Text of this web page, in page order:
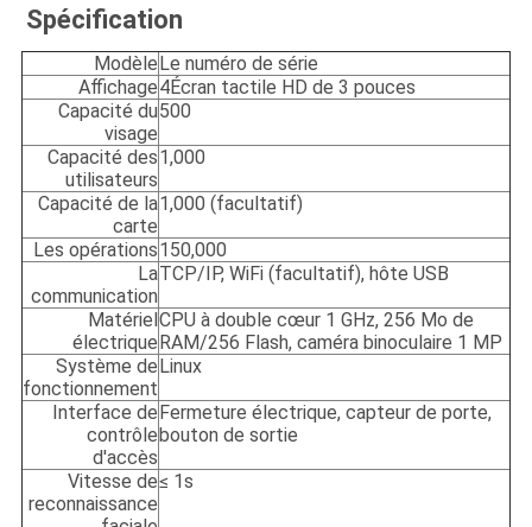
Spécification
ModèleLe numéro de série
Affichage4Écran tactile HD de 3 pouces
Capacité du
visage
500
Capacité des
utilisateurs
1,000
Capacité de la
carte
1,000 (facultatif)
Les opérations150,000
La
communication
TCP/IP, WiFi (facultatif), hôte USB
Matériel
électrique
CPU à double cœur 1 GHz, 256 Mo de
RAM/256 Flash, caméra binoculaire 1 MP
Système de
fonctionnement
Linux
Interface de
contrôle
d'accès
Fermeture électrique, capteur de porte,
bouton de sortie
Vitesse de
reconnaissance
≤ 1s